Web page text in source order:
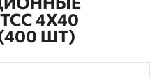
4Х40
ШТ)